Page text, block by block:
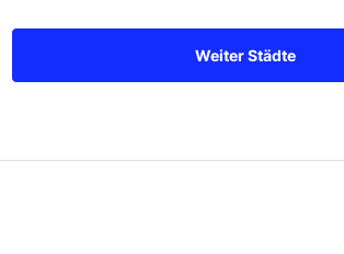
Weiter Städte